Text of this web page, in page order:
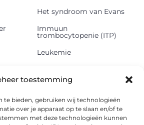
toestemming
te bieden, gebruiken wij technologieën
over je apparaat op te slaan en/of te
met deze technologieën kunnen
Het syndroom van Evans
Immuun
trombocytopenie (ITP)
Leukemie
Lymfeklierkanker
Methemoglobinemie
Myelodysplastisch